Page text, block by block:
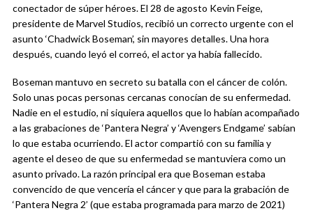
conectador de súper héroes. El 28 de agosto Kevin Feige,
presidente de Marvel Studios, recibió un correcto urgente con el
asunto ‘Chadwick Boseman’, sin mayores detalles. Una hora
después, cuando leyó el correó, el actor ya había fallecido.
Boseman mantuvo en secreto su batalla con el cáncer de colón.
Solo unas pocas personas cercanas conocían de su enfermedad.
Nadie en el estudio, ni siquiera aquellos que lo habían acompañado
a las grabaciones de ‘Pantera Negra’ y ‘Avengers Endgame’ sabían
lo que estaba ocurriendo. El actor compartió con su familia y
agente el deseo de que su enfermedad se mantuviera como un
asunto privado. La razón principal era que Boseman estaba
convencido de que vencería el cáncer y que para la grabación de
‘Pantera Negra 2’ (que estaba programada para marzo de 2021)